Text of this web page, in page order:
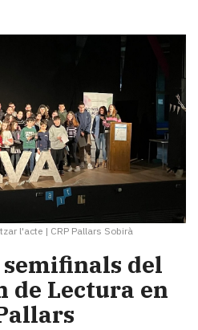
l'acte | CRP Pallars Sobirà
del
de Lectura en